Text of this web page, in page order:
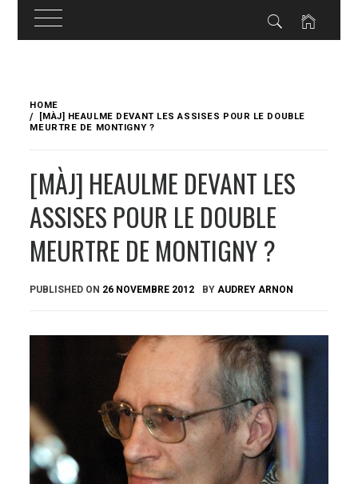
content
HOME
[MÀJ] HEAULME DEVANT LES ASSISES POUR LE DOUBLE
MEURTRE DE MONTIGNY ?
[MÀJ] HEAULME DEVANT LES
ASSISES POUR LE DOUBLE
MEURTRE DE MONTIGNY ?
PUBLISHED ON 26 NOVEMBRE 2012 BY AUDREY ARNON